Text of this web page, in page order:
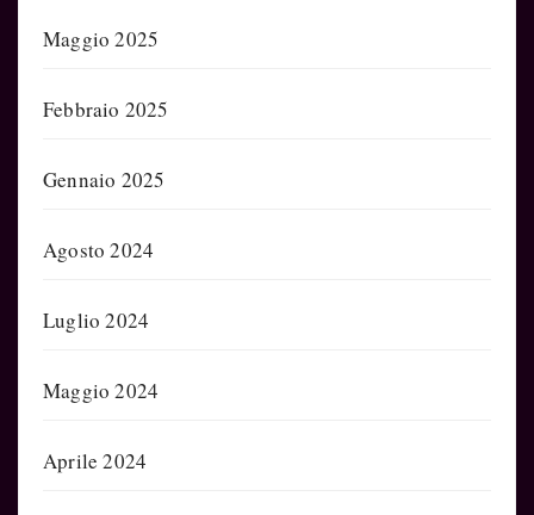
Maggio 2025
Febbraio 2025
Gennaio 2025
Agosto 2024
Luglio 2024
Maggio 2024
Aprile 2024